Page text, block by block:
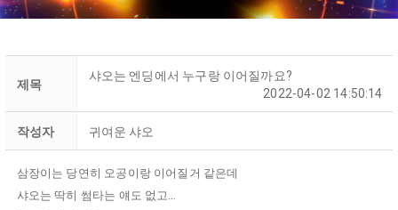
제목
샤오는 엔딩에서 누구랑 이어질까요?
2022-04-02 14:50:14
작성자 귀여운 샤오
삼장이는 당연히 오공이랑 이어질거 같은데
샤오는 딱히 썸타는 얘도 없고…